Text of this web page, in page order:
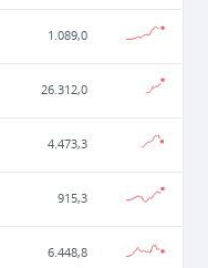
1.089,0
26.312,0
4.473,3
915,3
6.448,8